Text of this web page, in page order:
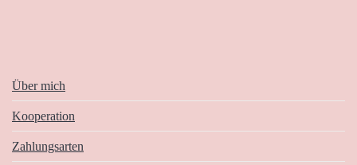
Über mich
Kooperation
Zahlungsarten